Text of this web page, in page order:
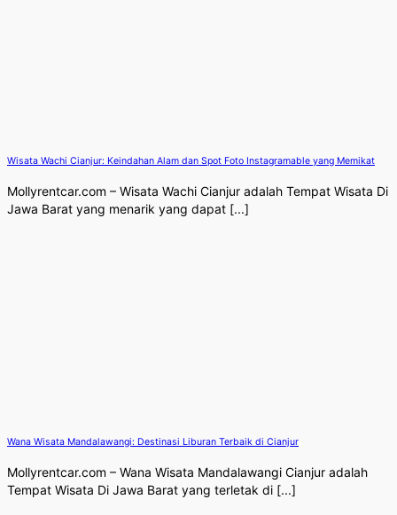
Wisata Wachi Cianjur: Keindahan Alam dan Spot Foto Instagramable yang Memikat
Mollyrentcar.com – Wisata Wachi Cianjur adalah Tempat Wisata Di
Jawa Barat yang menarik yang dapat [...]
Wana Wisata Mandalawangi: Destinasi Liburan Terbaik di Cianjur
Mollyrentcar.com – Wana Wisata Mandalawangi Cianjur adalah
Tempat Wisata Di Jawa Barat yang terletak di [...]